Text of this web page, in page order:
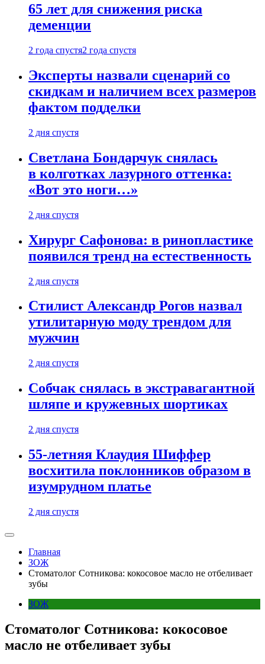
65 лет для снижения риска
деменции
2 года спустя2 года спустя
Эксперты назвали сценарий со
скидкам и наличием всех размеров
фактом подделки
2 дня спустя
Светлана Бондарчук снялась
в колготках лазурного оттенка:
«Вот это ноги…»
2 дня спустя
Хирург Сафонова: в ринопластике
появился тренд на естественность
2 дня спустя
Стилист Александр Рогов назвал
утилитарную моду трендом для
мужчин
2 дня спустя
Собчак снялась в экстравагантной
шляпе и кружевных шортиках
2 дня спустя
55-летняя Клаудия Шиффер
восхитила поклонников образом в
изумрудном платье
2 дня спустя
Главная
ЗОЖ
Стоматолог Сотникова: кокосовое масло не отбеливает
зубы
ЗОЖ
Стоматолог Сотникова: кокосовое
масло не отбеливает зубы